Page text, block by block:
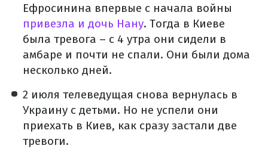
Ефросинина впервые с начала войны
привезла и дочь Нану. Тогда в Киеве
была тревога – с 4 утра они сидели в
амбаре и почти не спали. Они были дома
несколько дней.
2 июля телеведущая снова вернулась в
Украину с детьми. Но не успели они
приехать в Киев, как сразу застали две
тревоги.